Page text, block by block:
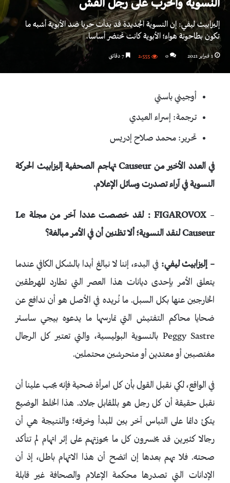
النسوية والحرب على رجل القش
إليزابيث ليفي: إن النسوية الجديدة قد بدأت حربا ضد الأبوية أشبه ما
تكون بطاحونة هواء؛ الأبوية كانت تحتضر أساسا.
1 فبراير 2021 0 2٬555
أوجيني باستي
ترجمة: إسراء العيدي
تحرير: محمد صلاح إدريس
في العدد الأخير منCauseurتهاجم الصحفية إليزابيث الحركة
النسوية في آراء تصدرت وسائل الإعلام.
–
FIGAROVOX: لقد خصصت عددا آخر من مجلة Le
Causeurلنقد النسوية؛ ألا تظنين أن في الأمر مبالغة؟
– إليزابيث ليفي: في البدء، إننا لا نبالغ أبدا بالشكل الكافي عندما
يتعلق الأمر بإحدى ديانات هذا العصر التي تطارد المهرطقين
الخارجين عنها بكل السبل. ما نُريده في الأصل هو أن ندافع عن
ضحايا محاكم التفتيش التي تمارسها ما يدعوه بيجي ساستر
Peggy Sastre بالنسوية البوليسية، والتي تعتبر كل الرجال
مغتصبين أو معتدين أو متحرشين محتملين.
في الواقع، لكي نقبل القول بأن كل امرأة ضحية فإنه يجب علينا أن
نقبل حقيقة أن كل رجل هو بالمقابل جلاد. هذا الخلط الوضيع
يتكئ دائما على التباس آخر بين المبدأ وخرقه؛ والنتيجة هي أن
رجالا كثيرين قد يخسرون كل ما بحوزتهم على إثر اتهام لم تتأكد
صحته. فلا يهم بعدها إن اتضح أن هذا الاتهام باطل، إذ أن
الإدانات التي تصدرها محكمة الإعلام والصحافة غير قابلة